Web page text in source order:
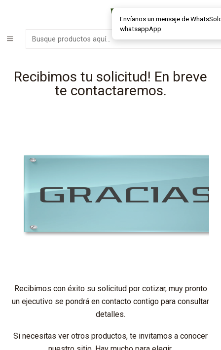
MÁS DE 15 AÑOS FABRICANDO E INSTALANDO SOLUCIONES DE
CRISTAL Y VENTANAS
Inicio
Ventanas
Recibimos tu solicitud! En breve te contactaremos.
Recibimos tu solicitud! En breve
te contactaremos.
Recibimos con éxito su solicitud por cotizar, muy pronto
un ejecutivo se pondrá en contacto contigo para consultar
detalles.
Si necesitas ver otros productos, te invitamos a conocer
Envíanos un mensaje de
whatsappApp